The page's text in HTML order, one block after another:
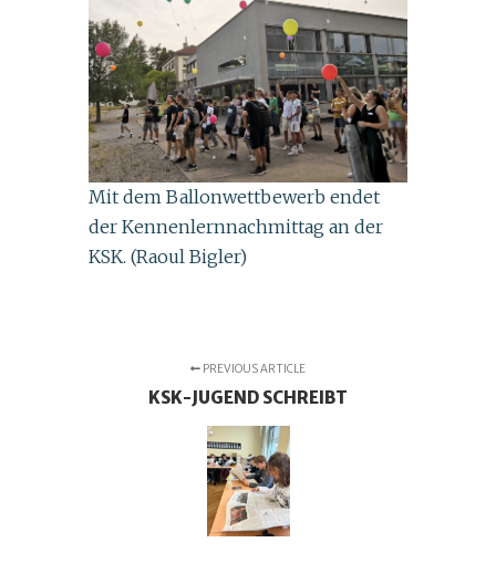
Mit dem Ballonwettbewerb endet
der Kennenlernnachmittag an der
KSK. (Raoul Bigler)
PREVIOUS ARTICLE
KSK-JUGEND SCHREIBT